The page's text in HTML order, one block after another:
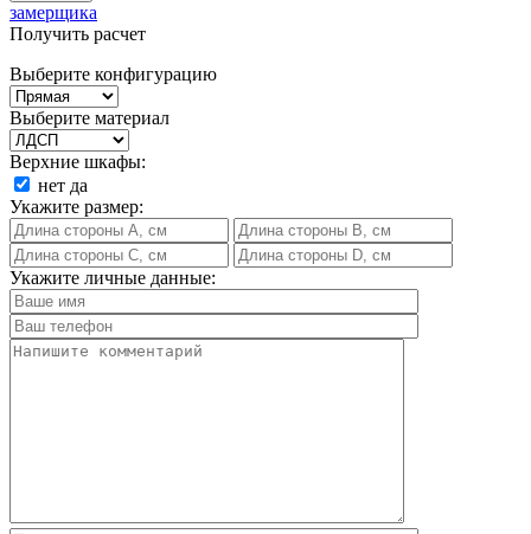
замерщика
Получить расчет
Выберите конфигурацию
Выберите материал
Верхние шкафы:
нет да
Укажите размер:
Укажите личные данные: